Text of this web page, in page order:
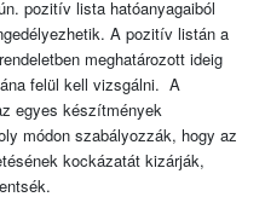
pozitív lista hatóanyagaiból
A pozitív listán a
meghatározott ideig
felül kell vizsgálni. A
egyes készítmények
módon szabályozzák, hogy az
kockázatát kizárják,